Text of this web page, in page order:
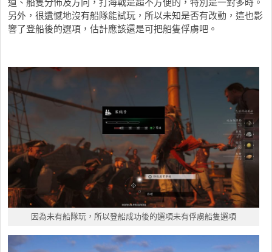
另外，很遺憾地沒有船隊能試玩，所以未知是否有改動，這也影
響了登船後的選項，估計應該還是可把船隻俘虜吧。
因為未有船隊玩，所以登船成功後的選項未有俘虜船隻選項